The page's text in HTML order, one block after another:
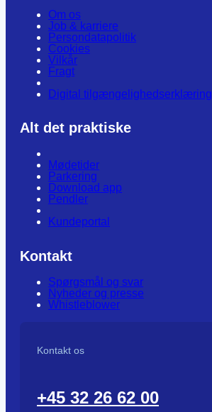
Om os
Job & karriere
Persondatapolitik
Cookies
Vilkår
Fragt
Digital tilgængelighedserklæring
Alt det praktiske
Mødetider
Parkering
Download app
Pendler
Kundeportal
Kontakt
Spørgsmål og svar
Nyheder og presse
Whistleblower
Kontakt os
+45 32 26 62 00